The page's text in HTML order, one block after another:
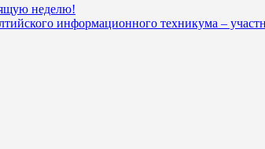
неделю!
информационного техникума –